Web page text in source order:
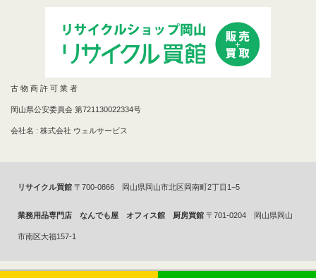
古 物 商 許 可 業 者
岡山県公安委員会 第721130022334号
会社名 : 株式会社 ウェルサービス
リサイクル買館 〒700-0866 岡山県岡山市北区岡南町2丁目1−5
業務用品専門店 なんでも屋 オフィス館 厨房買館 〒701-0204 岡山県岡山
市南区大福157-1